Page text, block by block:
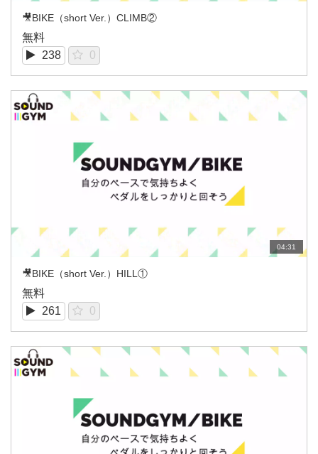
🎥BIKE（short Ver.）CLIMB②
無料
238
0
04:31
🎥BIKE（short Ver.）HILL①
無料
261
0